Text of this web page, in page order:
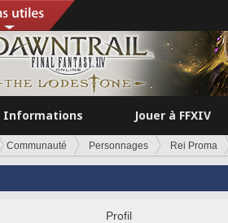
Informations Jouer à FFXIV
Communauté Personnages Rei Proma
Profil